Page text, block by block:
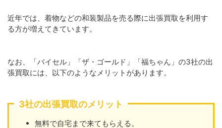
近年では、着物などの和装製品を売る際に出張買取を利用す
る方が増えてきています。
なお、「バイセル」「ザ・ゴールド」「福ちゃん」の3社の出
張買取には、以下のようなメリットがあります。
3社の出張買取のメリット
無料で自宅まで来てもらえる。